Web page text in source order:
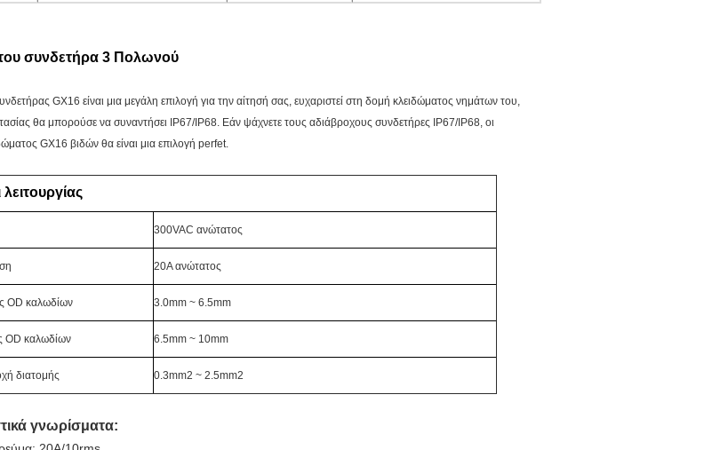
συνδετήρα 3 Πολωνού
GX16 είναι μια μεγάλη επιλογή για την αίτησή σας, ευχαριστεί στη δομή κλειδώματος νημάτων του,
θα μπορούσε να συναντήσει IP67/IP68. Εάν ψάχνετε τους αδιάβροχους συνδετήρες IP67/IP68, οι
GX16 βιδών θα είναι μια επιλογή perfet.
300VAC ανώτατος
20A ανώτατος
OD καλωδίων 3.0mm ~ 6.5mm
OD καλωδίων 6.5mm ~ 10mm
διατομής 0.3mm2 ~ 2.5mm2
γνωρίσματα: